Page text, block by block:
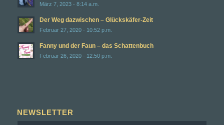
März 7, 2023 - 8:14 a.m.
Der Weg dazwischen – Glückskäfer-Zeit
Februar 27, 2020 - 10:52 p.m.
Fanny und der Faun – das Schattenbuch
Februar 26, 2020 - 12:50 p.m.
NEWSLETTER